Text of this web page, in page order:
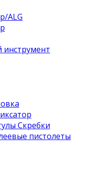
ALG
Скребки
пистолеты